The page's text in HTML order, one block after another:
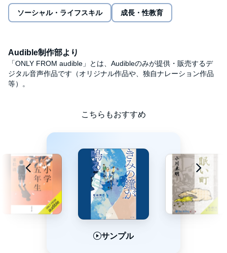
ソーシャル・ライフスキル 成長・性教育
Audible制作部より
「ONLY FROM audible」とは、Audibleのみが提供・販売するデ
ジタル音声作品です（オリジナル作品や、独自ナレーション作品
等）。
こちらもおすすめ
サンプル